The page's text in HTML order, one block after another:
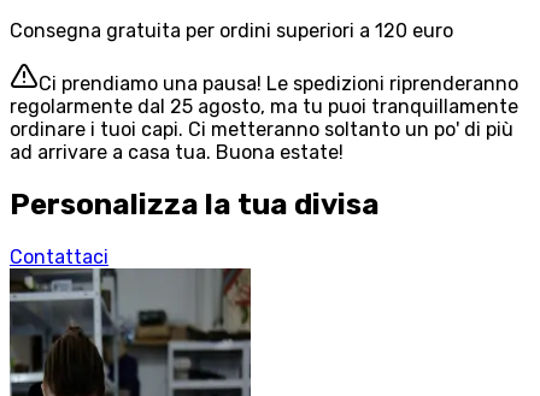
Consegna gratuita per ordini superiori a 120 euro
Ci prendiamo una pausa! Le spedizioni riprenderanno
regolarmente dal 25 agosto, ma tu puoi tranquillamente
ordinare i tuoi capi. Ci metteranno soltanto un po' di più
ad arrivare a casa tua. Buona estate!
Personalizza la tua divisa
Contattaci